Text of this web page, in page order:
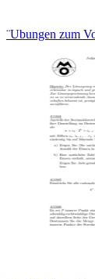
¨Ubungen zum